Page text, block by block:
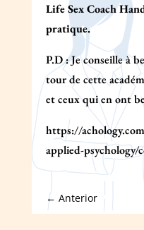
Life Sex Coach
pratique.
P.D : Je conseille à
tour de cette
et ceux qui en ont
https://
applied-
← Anterior